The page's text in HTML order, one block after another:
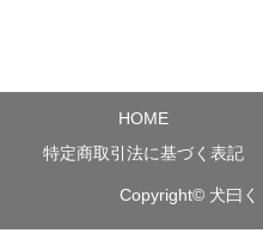
HOME
特定商取引法に基づく表記
Copyright© 犬曰く